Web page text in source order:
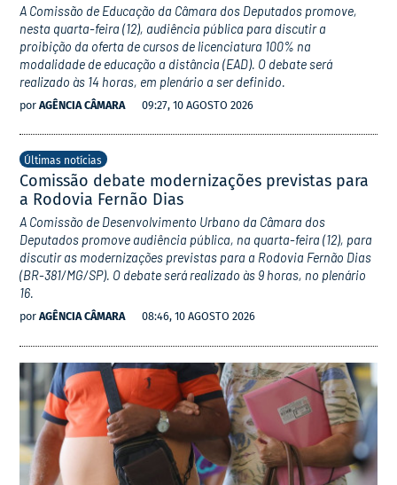
A Comissão de Educação da Câmara dos Deputados promove,
nesta quarta-feira (12), audiência pública para discutir a
proibição da oferta de cursos de licenciatura 100% na
modalidade de educação a distância (EAD). O debate será
realizado às 14 horas, em plenário a ser definido.
por AGÊNCIA CÂMARA 09:27, 10 AGOSTO 2026
Últimas notícias
Comissão debate modernizações previstas para
a Rodovia Fernão Dias
A Comissão de Desenvolvimento Urbano da Câmara dos
Deputados promove audiência pública, na quarta-feira (12), para
discutir as modernizações previstas para a Rodovia Fernão Dias
(BR-381/MG/SP). O debate será realizado às 9 horas, no plenário
16.
por AGÊNCIA CÂMARA 08:46, 10 AGOSTO 2026